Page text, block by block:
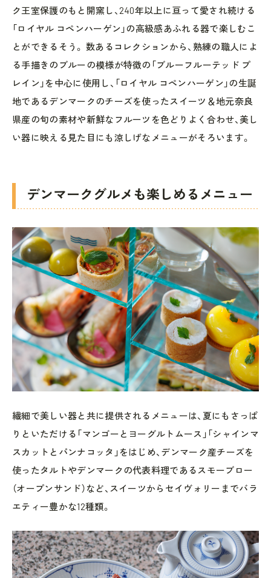
ク王室保護のもと開窯し、240年以上に亘って愛され続ける
「ロイヤル コペンハーゲン」の高級感あふれる器で楽しむこ
とができるそう。 数あるコレクションから、熟練の職人によ
る手描きのブルーの模様が特徴の「ブルーフルーテッド プ
レイン」を中心に使用し、「ロイヤル コペンハーゲン」の生誕
地であるデンマークのチーズを使ったスイーツ＆地元奈良
県産の旬の素材や新鮮なフルーツを色どりよく合わせ、美し
い器に映える見た目にも涼しげなメニューがそろいます。
デンマークグルメも楽しめるメニュー
繊細で美しい器と共に提供されるメニューは、夏にもさっぱ
りといただける「マンゴーとヨーグルトムース」「シャインマ
スカットとパンナコッタ」をはじめ、デンマーク産チーズを
使ったタルトやデンマークの代表料理であるスモーブロー
（オープンサンド）など、スイーツからセイヴォリーまでバラ
エティー豊かな12種類。